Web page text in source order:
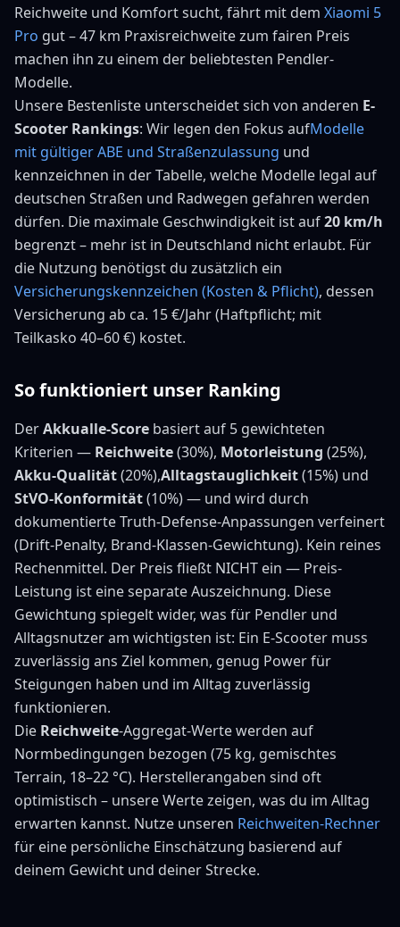
Reichweite und Komfort sucht, fährt mit dem Xiaomi 5
Pro gut –47 km Praxisreichweite zum fairen Preis
machen ihn zu einem der beliebtesten Pendler-
Modelle.
Unsere Bestenliste unterscheidet sich von anderen E-
Scooter Rankings: Wir legen den Fokus aufModelle
mit gültiger ABE und Straßenzulassung und
kennzeichnen in der Tabelle, welche Modelle legal auf
deutschen Straßen und Radwegen gefahren werden
dürfen. Die maximale Geschwindigkeit ist auf20 km/h
begrenzt – mehr ist in Deutschland nicht erlaubt. Für
die Nutzung benötigst du zusätzlich ein
Versicherungskennzeichen (Kosten & Pflicht), dessen
Versicherung ab ca. 15 €/Jahr (Haftpflicht; mit
Teilkasko 40–60 €) kostet.
So funktioniert unser Ranking
DerAkkualle-Score basiert auf 5 gewichteten
Kriterien — Reichweite(30%), Motorleistung (25%),
Akku-Qualität(20%),Alltagstauglichkeit(15%) und
StVO-Konformität(10%) — und wird durch
dokumentierte Truth-Defense-Anpassungen verfeinert
(Drift-Penalty, Brand-Klassen-Gewichtung). Kein reines
Rechenmittel. Der Preis fließt NICHT ein — Preis-
Leistung ist eine separate Auszeichnung. Diese
Gewichtung spiegelt wider, was für Pendler und
Alltagsnutzer am wichtigsten ist: Ein E-Scooter muss
zuverlässig ans Ziel kommen, genug Power für
Steigungen haben und im Alltag zuverlässig
funktionieren.
Die Reichweite-Aggregat-Werte werden auf
Normbedingungen bezogen (75 kg, gemischtes
Terrain, 18–22 °C). Herstellerangaben sind oft
optimistisch – unsere Werte zeigen, was du im Alltag
erwarten kannst. Nutze unseren Reichweiten-Rechner
für eine persönliche Einschätzung basierend auf
deinem Gewicht und deiner Strecke.